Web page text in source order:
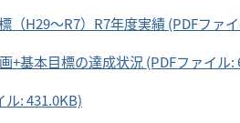
（H29～R7）R7年度実績 (PDFファ
+基本目標の達成状況 (PDFファイル:
ル: 431.0KB)